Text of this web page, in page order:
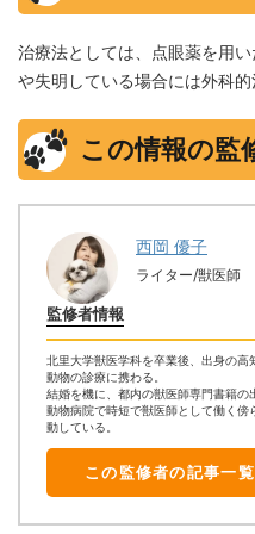
治療法としては、点眼薬を用
や失明している場合には外科的
この情報の監
監修者情報
西岡 優子
ライター/獣医師
北里大学獣医学科を卒業後、出身の
動物の診療に携わる。
結婚を機に、都内の獣医師専門書籍
動物病院で時短で獣医師として働く
動している。
この監修者の記事一覧